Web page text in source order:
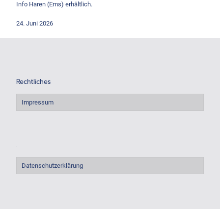
Info Haren (Ems) erhältlich.
24. Juni 2026
Rechtliches
Impressum
.
Datenschutzerklärung